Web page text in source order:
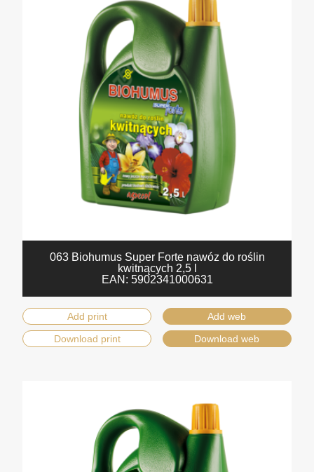
063 Biohumus Super Forte nawóz do roślin
kwitnących 2,5 l
EAN: 5902341000631
Add print
Add web
Download print
Download web